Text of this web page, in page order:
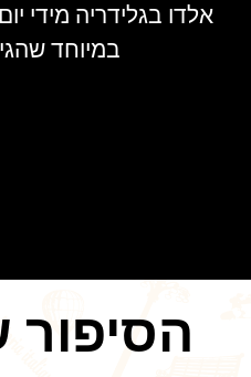
אלדו בגלידריה מידי
במיוחד
הסיפור